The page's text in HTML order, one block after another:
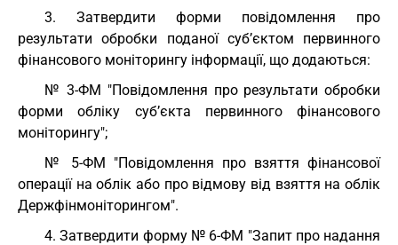
3. Затвердити форми повідомлення про
результати обробки поданої суб’єктом первинного
фінансового моніторингу інформації, що додаються:
№ 3-ФМ "Повідомлення про результати обробки
форми обліку суб’єкта первинного фінансового
моніторингу";
№ 5-ФМ "Повідомлення про взяття фінансової
операції на облік або про відмову від взяття на облік
Держфінмоніторингом".
4. Затвердити форму № 6-ФМ "Запит про надання